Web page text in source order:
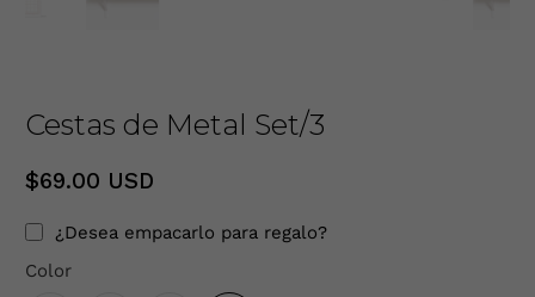
Cestas de Metal Set/3
$69.00 USD
¿Desea empacarlo para regalo?
Color